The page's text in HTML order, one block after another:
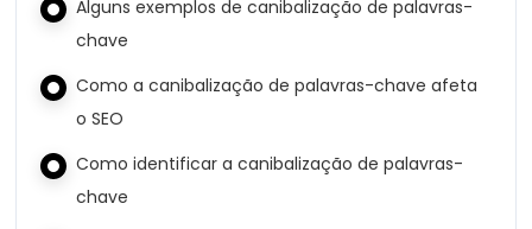
Alguns exemplos de canibalização de palavras-
chave
Como a canibalização de palavras-chave afeta
o SEO
Como identificar a canibalização de palavras-
chave